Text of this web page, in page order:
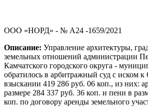
ООО «НОРД» - № А24 -1659/2021
Описание: Управление архитектуры,
земельных отношений администрации
Камчатского городского округа -
обратилось в арбитражный суд с
взыскании 419 286 руб. 06 коп., из них:
размере 284 337 руб. 36 коп. и пени в
коп. по договору аренды земельного